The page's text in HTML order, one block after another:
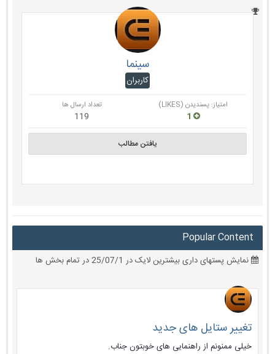
سینما
کاربران
امتیاز: پسندیدن (LIKES) تعداد ارسال ها
119
یافتن مطالب
Popular Content
نمایش پستهای داری بیشترین لایک در 25/07/1 در تمام بخش ها
تغییر ستایل های جدید
خیلی ممنونم از راهنمایی های خوبتون جناب.